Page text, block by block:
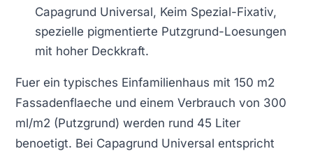
Capagrund Universal, Keim Spezial-Fixativ,
spezielle pigmentierte Putzgrund-Loesungen
mit hoher Deckkraft.
Fuer ein typisches Einfamilienhaus mit 150 m2
Fassadenflaeche und einem Verbrauch von 300
ml/m2 (Putzgrund) werden rund 45 Liter
benoetigt. Bei Capagrund Universal entspricht